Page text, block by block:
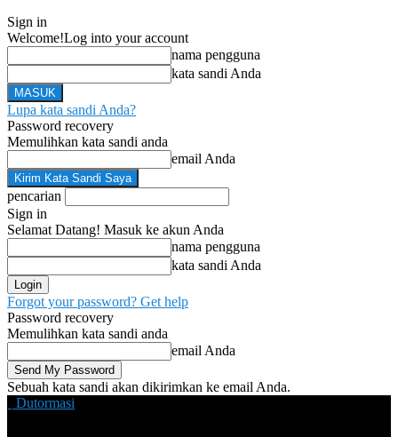
Sign in
Welcome!Log into your account
nama pengguna
kata sandi Anda
Lupa kata sandi Anda?
Password recovery
Memulihkan kata sandi anda
email Anda
pencarian
Sign in
Selamat Datang! Masuk ke akun Anda
nama pengguna
kata sandi Anda
Forgot your password? Get help
Password recovery
Memulihkan kata sandi anda
email Anda
Sebuah kata sandi akan dikirimkan ke email Anda.
Dutormasi